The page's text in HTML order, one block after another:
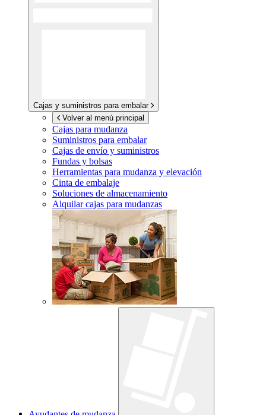
Cajas y suministros para embalar
Volver al menú principal
Cajas para mudanza
Suministros para embalar
Cajas de envío y suministros
Fundas y bolsas
Herramientas para mudanza y elevación
Cinta de embalaje
Soluciones de almacenamiento
Alquilar cajas para mudanzas